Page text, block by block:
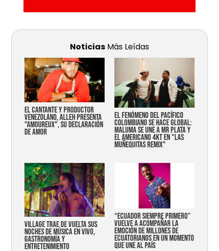
Noticias Más Leídas
EL CANTANTE Y PRODUCTOR
VENEZOLANO, ALLEH PRESENTA
"AMOUREUX", SU DECLARACIÓN
DE AMOR
EL FENÓMENO DEL PACÍFICO
COLOMBIANO SE HACE GLOBAL:
MALUMA SE UNE A MR PLATA Y
EL AMERICANO 4KT EN "LAS
MUÑEQUITAS REMIX"
Village trae de vuelta sus
noches de música en vivo,
gastronomía y
entretenimiento
“Ecuador siempre primero”
vuelve a acompañar la
emoción de millones de
ecuatorianos en un momento
que une al país